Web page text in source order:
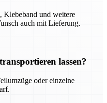
Klebeband und weitere
auch mit Lieferung.
lassen?
oder einzelne